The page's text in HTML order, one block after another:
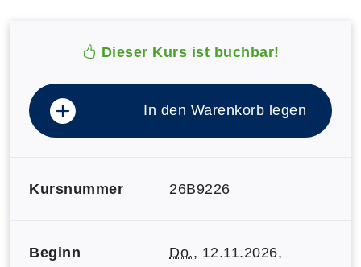
Dieser Kurs ist buchbar!
In den Warenkorb legen
Kursnummer 26B9226
Beginn Do., 12.11.2026,